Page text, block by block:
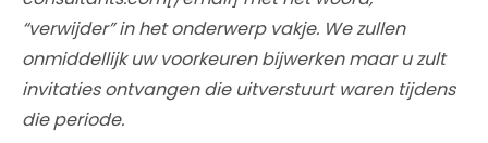
“verwijder” in het onderwerp vakje. We zullen
onmiddellijk uw voorkeuren bijwerken maar u zult
invitaties ontvangen die uitverstuurt waren tijdens
die periode.